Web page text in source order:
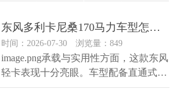
东风多利卡尼桑170马力车型怎么样？
时间：2026-07-30 浏览量：849
image.png​承载与实用性方面，这款东风
轻卡表现十分亮眼。车型配备直通式大
梁、加厚板簧与高.....